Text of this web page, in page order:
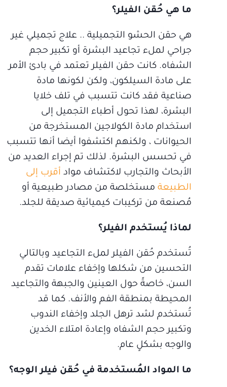
ما هي حُقن الفيلر؟
هي حقن الحشو التجميلية .. علاج تجميلي غير
جراحي لملء تجاعيد البشرة أو تكبير حجم
الشفاه. كانت حقن الفيلر تعتمد في بادئ الأمر
على مادة السيلكون، ولكن لكونها مادة
صناعية فقد كانت تتسبب في تلف خلايا
البشرة، لهذا تحول أطباء التجميل إلى
استخدام مادة الكولاجين المستخرجة من
الحيوانات ، ولكنهم اكتشفوا أيضا أنها تتسبب
في تحسس البشرة. لذلك تم إجراء العديد من
الأبحاث والتجارب لاكتشاف مواد أقرب إلى
الطبيعة مستخلصة من مصادر طبيعية أو
مُصنعة من تركيبات كيميائية صديقة للجلد.
لماذا يُستخدم الفيلر؟
تُستخدم حُقن الفيلر لملء التجاعيد وبالتالي
التحسين من شكلها وإخفاء علامات تقدم
السن، خاصةً حول العينين والجبهة والتجاعيد
المحيطة بمنطقة الفم والأنف. كما قد
تُستخدم لشد ترهل الجلد وإخفاء الندوب
وتكبير حجم الشفاه وإعادة امتلاء الخدين
والوجه بشكلٍ عام.
ما المواد المُستخدمة في حُقن فيلر الوجه؟